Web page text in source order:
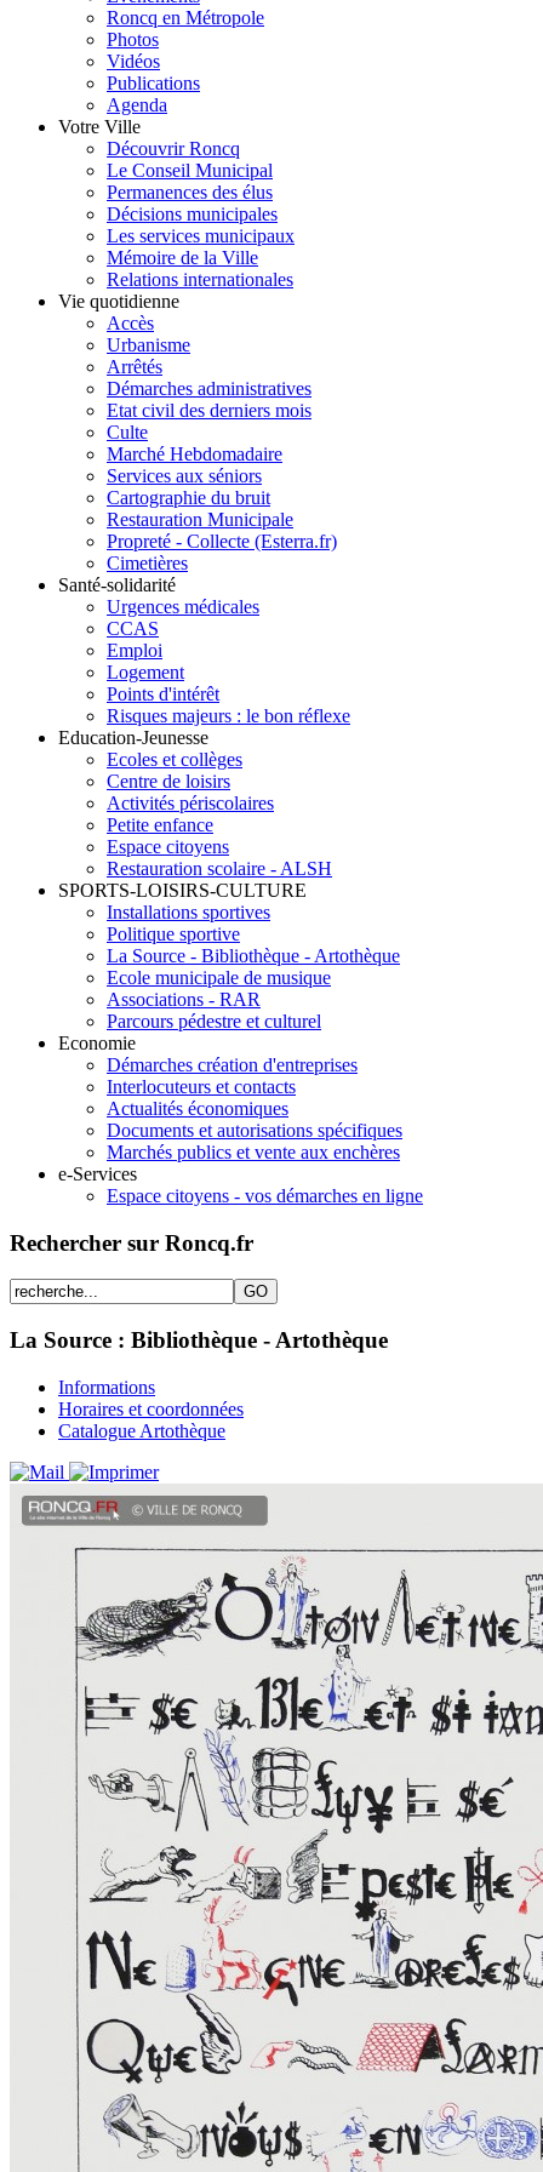
Roncq en Métropole
Photos
Vidéos
Publications
Agenda
Votre Ville
Découvrir Roncq
Le Conseil Municipal
Permanences des élus
Décisions municipales
Les services municipaux
Mémoire de la Ville
Relations internationales
Vie quotidienne
Accès
Urbanisme
Arrêtés
Démarches administratives
Etat civil des derniers mois
Culte
Marché Hebdomadaire
Services aux séniors
Cartographie du bruit
Restauration Municipale
Propreté - Collecte (Esterra.fr)
Cimetières
Santé-solidarité
Urgences médicales
CCAS
Emploi
Logement
Points d'intérêt
Risques majeurs : le bon réflexe
Education-Jeunesse
Ecoles et collèges
Centre de loisirs
Activités périscolaires
Petite enfance
Espace citoyens
Restauration scolaire - ALSH
SPORTS-LOISIRS-CULTURE
Installations sportives
Politique sportive
La Source - Bibliothèque - Artothèque
Ecole municipale de musique
Associations - RAR
Parcours pédestre et culturel
Economie
Démarches création d'entreprises
Interlocuteurs et contacts
Actualités économiques
Documents et autorisations spécifiques
Marchés publics et vente aux enchères
e-Services
Espace citoyens - vos démarches en ligne
Rechercher sur Roncq.fr
La Source : Bibliothèque - Artothèque
Informations
Horaires et coordonnées
Catalogue Artothèque